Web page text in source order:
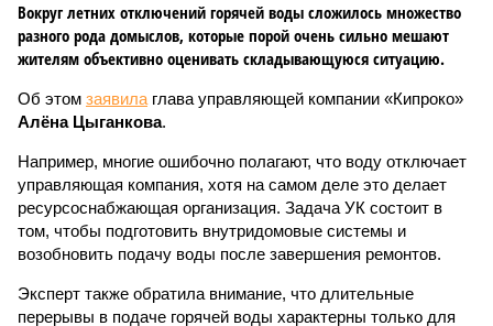
Вокруг летних отключений горячей воды сложилось множество
разного рода домыслов, которые порой очень сильно мешают
жителям объективно оценивать складывающуюся ситуацию.
Об этом заявила глава управляющей компании «Кипроко»
Алёна Цыганкова.
Например, многие ошибочно полагают, что воду отключает
управляющая компания, хотя на самом деле это делает
ресурсоснабжающая организация. Задача УК состоит в
том, чтобы подготовить внутридомовые системы и
возобновить подачу воды после завершения ремонтов.
Эксперт также обратила внимание, что длительные
перерывы в подаче горячей воды характерны только для